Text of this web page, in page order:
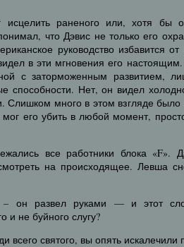
исцелить раненого или, хотя бы
что Дэвис не только его
руководство избавится
в эти мгновения его
с заторможенным развитием,
способности. Нет, он видел
Слишком много в этом взгляде
мог его убить в любой момент,
все работники блока «F».
на происходящее. Левша
он развел руками — и этот
и не буйного слугу?
всего святого, вы опять